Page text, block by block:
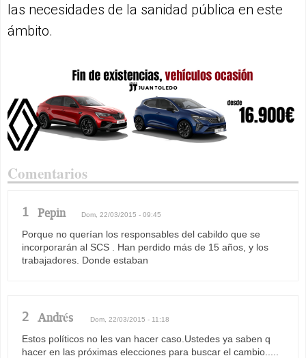
las necesidades de la sanidad pública en este
ámbito.
Comentarios
1 Pepin Dom, 22/03/2015 - 09:45
Porque no querían los responsables del cabildo que se
incorporarán al SCS . Han perdido más de 15 años, y los
trabajadores. Donde estaban
2 Andrés Dom, 22/03/2015 - 11:18
Estos políticos no les van hacer caso.Ustedes ya saben q
hacer en las próximas elecciones para buscar el cambio.....